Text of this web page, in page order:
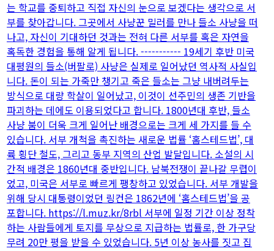
는 학교를 중퇴하고 직접 자신의 눈으로 보겠다는 생각으로 서
부를 찾아갑니다. 그곳에서 사냥꾼 밀러를 만나 들소 사냥을 떠
나고, 자신이 기대하던 것과는 전혀 다른 서부를 혹은 자연을
혹독한 경험을 통해 알게 됩니다. ----------- 19세기 후반 미국
대평원의 들소(버팔로) 사냥은 실제로 일어났던 역사적 사실입
니다. 돈이 되는 가죽만 챙기고 죽은 들소는 그냥 내버려두는
방식으로 대량 학살이 일어났고, 이것이 선주민의 생존 기반을
파괴하는 데에도 이용되었다고 합니다. 1800년대 후반, 들소
사냥 붐이 더욱 크게 일어난 배경으로는 크게 세 가지를 들 수
있습니다. 서부 개척을 촉진하는 새로운 법률 ‘홈스테드법’, 대
륙 횡단 철도, 그리고 동부 지역의 산업 발달입니다. 소설의 시
간적 배경은 1860년대 중반입니다. 남북전쟁이 끝나갈 무렵이
었고, 미국은 서부로 빠르게 팽창하고 있었습니다. 서부 개발을
위해 당시 대통령이었던 링컨은 1862년에 ‘홈스테드법’을 공
포합니다. https://l.muz.kr/8rbl 서부에 일정 기간 이상 정착
하는 사람들에게 토지를 무상으로 지급하는 법률로, 한 가구당
무려 20만 평을 받을 수 있었습니다. 5년 이상 농사를 짓고 집